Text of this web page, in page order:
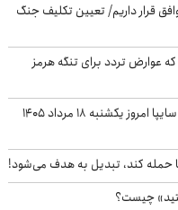
قرار داریم/ تعیین تکلیف جنگ
عوارض تردد برای تنگه هرمز
تغییرات تند قیمت محصولات ایران‌خودرو و سایپا امروز یکشنبه ۱۸ مرداد ۱۴۰۵
حمله کند، تبدیل به هدف می‌شود!
چیست؟